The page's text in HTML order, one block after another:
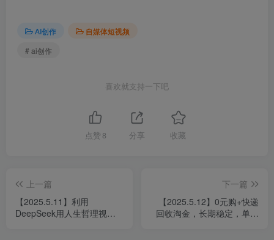
AI创作
自媒体短视频
# ai创作
喜欢就支持一下吧
点赞 8 分享 收藏
上一篇
【2025.5.11】利用
DeepSeek用人生哲理视
下一篇
【2025.5.12】0元购+快递
回收淘金，长期稳定，单号